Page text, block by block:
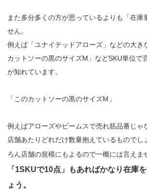
また多分多くの方が思っているよりも「在庫
せん。
例えば「ユナイテッドアローズ」などの大き
カットソーの黒のサイズM」などSKU単位で
が知れています。
「このカットソーの黒のサイズM」
例えばアローズやビームスで売れ筋品番じゃ
店舗あたりどれだけ数量抱えているものでし
ろん店舗の規模にもよるので一概には言えま
「1SKUで10点」もあればかなり在庫
ょう。